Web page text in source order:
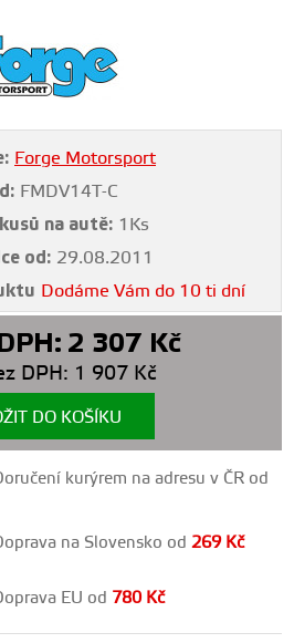
Forge Motorsport
FMDV14T-C
na autě: 1Ks
od: 29.08.2011
Dodáme Vám do 10 ti dní
2 307 Kč
DPH: 1 907 Kč
DO KOŠÍKU
kurýrem na adresu v ČR od
na Slovensko od269 Kč
EU od 780 Kč